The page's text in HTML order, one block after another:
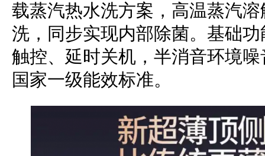
载蒸汽热水洗方案，高温蒸汽
洗，同步实现内部除菌。基础
触控、延时关机，半消音环境
国家一级能效标准。